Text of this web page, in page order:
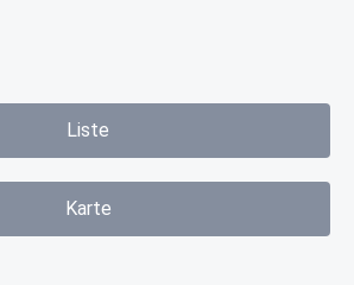
Liste
Karte